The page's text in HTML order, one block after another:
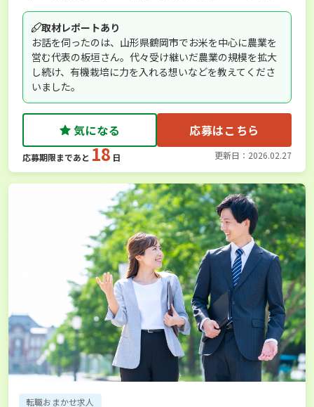
取材レポートあり
お話を伺ったのは、山形県鶴岡市でお米を中心に農業を
営む代表の板垣さん。代々受け継いだ農業の規模を拡大
し続け、有機栽培に力を入れる想いなどを教えてくださ
いました。
気になる 応募はこちら
応募期限まであと 18 日 更新日：2026.02.27
転職おまかせ求人